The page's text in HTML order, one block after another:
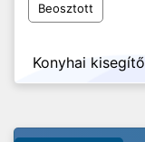
Beosztott
Konyhai kisegítő